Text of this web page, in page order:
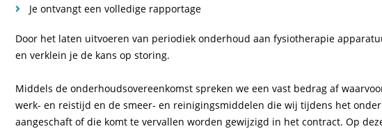
Je ontvangt een volledige rapportage
Door het laten uitvoeren van periodiek onderhoud aan fysiotherapie
en verklein je de kans op storing.
Middels de onderhoudsovereenkomst spreken we een vast bedrag af
werk- en reistijd en de smeer- en reinigingsmiddelen die wij tijdens het
aangeschaft of die komt te vervallen worden gewijzigd in het contract. Op